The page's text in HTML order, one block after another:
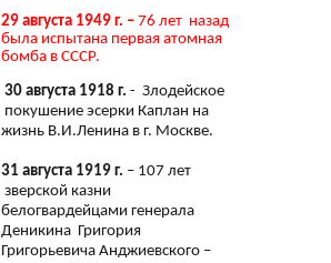
29 августа 1949 г. – 76 лет назад
была испытана первая атомная
бомба в СССР.
30 августа 1918 г. - Злодейское
покушение эсерки Каплан на
жизнь В.И.Ленина в г. Москве.
31 августа 1919 г. – 107 лет
зверской казни
белогвардейцами генерала
Деникина Григория
Григорьевича Анджиевского –